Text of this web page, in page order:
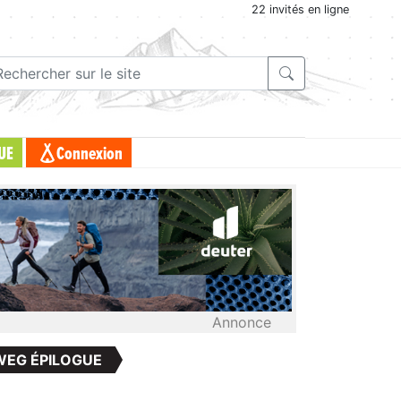
22 invités en ligne
Connexion
Annonce
ÉPILOGUE